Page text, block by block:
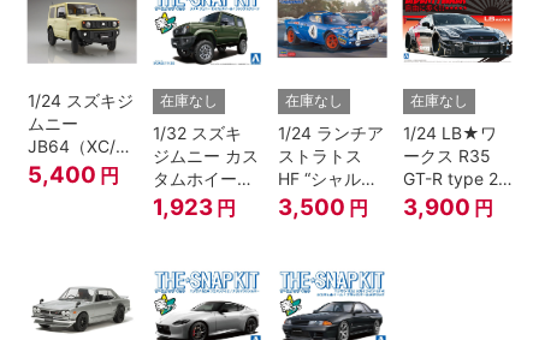
1/24 スズキジ
ムニー
JB64（XC/シ
フォンアイボ
リーメタリッ
5,400 円
在庫なし
1/32 スズキ
ジムニー カス
タムホイール
(ジャングルグ
リーン)
1,923 円
在庫なし
1/24 ランチア
ストラトス
HF “シャルド
ネ”
3,500 円
在庫なし
1/24 LB★ワ
ークス R35
GT-R type 2
Ver.2
3,900 円